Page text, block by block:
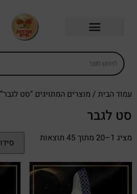
עמוד הבית / מוצרים המתויגים “סט לגבר”
סט לגבר
מציג 1–20 מתוך 45 תוצאות